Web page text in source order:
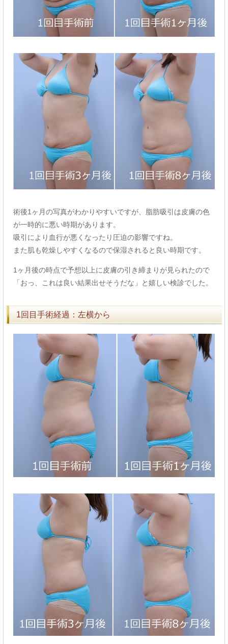
術後1ヶ月の写真がわかりやすいですが、脂肪吸引は皮膚の色
が一時的に悪い時期があります。
吸引により血行が悪くなったり圧迫の影響ですね。
また肌も乾燥しやすくなるので保湿されると良い時期です。
1ヶ月後の時点で予想以上に皮膚の引き締まりが見られたので
「おっ、これは良い結果出せそうだな」と嬉しい検診でした。
1回目手術経過：左横から